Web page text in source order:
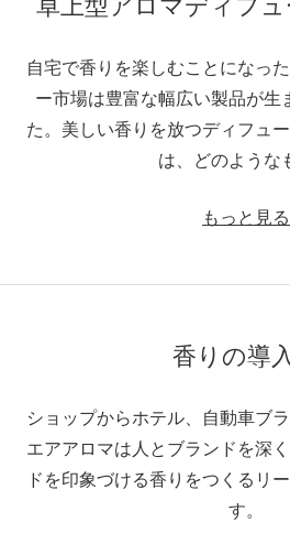
自宅で香りを楽しむことになっ
ー市場は豊富な幅広い製品が生
た。美しい香りを放つディフュ
は、どのよう
もっと見る
香りの導
ショップからホテル、自動車ブ
エアアロマは人とブランドを深
ドを印象づける香りをつくるリ
す。